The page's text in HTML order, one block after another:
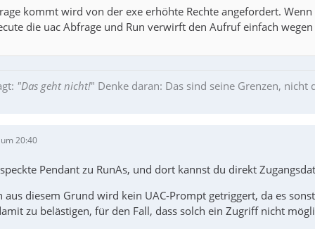
kommt wird von der exe erhöhte Rechte angefordert.
die uac Abfrage und Run verwirft den Aufruf einfach
"Das geht nicht!" Denke daran: Das sind seine Grenzen, nicht
20:40
Pendant zu RunAs, und dort kannst du direkt
aus diesem Grund wird kein UAC-Prompt getriggert, da es
zu belästigen, für den Fall, dass solch ein Zugriff nicht